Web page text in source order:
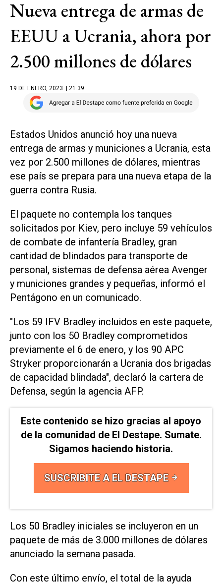
Nueva entrega de armas de
EEUU a Ucrania, ahora por
2.500 millones de dólares
19 DE ENERO, 2023 | 21.39
Estados Unidos anunció hoy una nueva
entrega de armas y municiones a Ucrania, esta
vez por 2.500 millones de dólares, mientras
ese país se prepara para una nueva etapa de la
guerra contra Rusia.
El paquete no contempla los tanques
solicitados por Kiev, pero incluye 59 vehículos
de combate de infantería Bradley, gran
cantidad de blindados para transporte de
personal, sistemas de defensa aérea Avenger
y municiones grandes y pequeñas, informó el
Pentágono en un comunicado.
"Los 59 IFV Bradley incluidos en este paquete,
junto con los 50 Bradley comprometidos
previamente el 6 de enero, y los 90 APC
Stryker proporcionarán a Ucrania dos brigadas
de capacidad blindada", declaró la cartera de
Defensa, según la agencia AFP.
Este contenido se hizo gracias al apoyo
de la comunidad de El Destape. Sumate.
Sigamos haciendo historia.
SUSCRIBITE A EL DESTAPE
Los 50 Bradley iniciales se incluyeron en un
paquete de más de 3.000 millones de dólares
anunciado la semana pasada.
Con este último envío, el total de la ayuda